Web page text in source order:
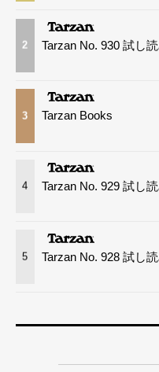
2 Tarzan No. 930 試し
3 Tarzan Books
4 Tarzan No. 929 試し
5 Tarzan No. 928 試し